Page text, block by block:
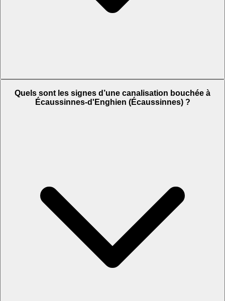
Quels sont les signes d’une canalisation bouchée à
Écaussinnes-d'Enghien (Écaussinnes) ?